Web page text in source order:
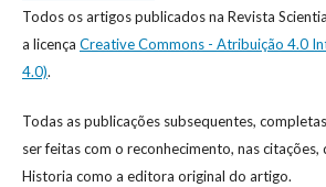
Todos os artigos publicados na Revista
a licença Creative Commons - Atribuição 4.0
4.0).
Todas as publicações subsequentes,
ser feitas com o reconhecimento, nas citações,
Historia como a editora original do artigo.